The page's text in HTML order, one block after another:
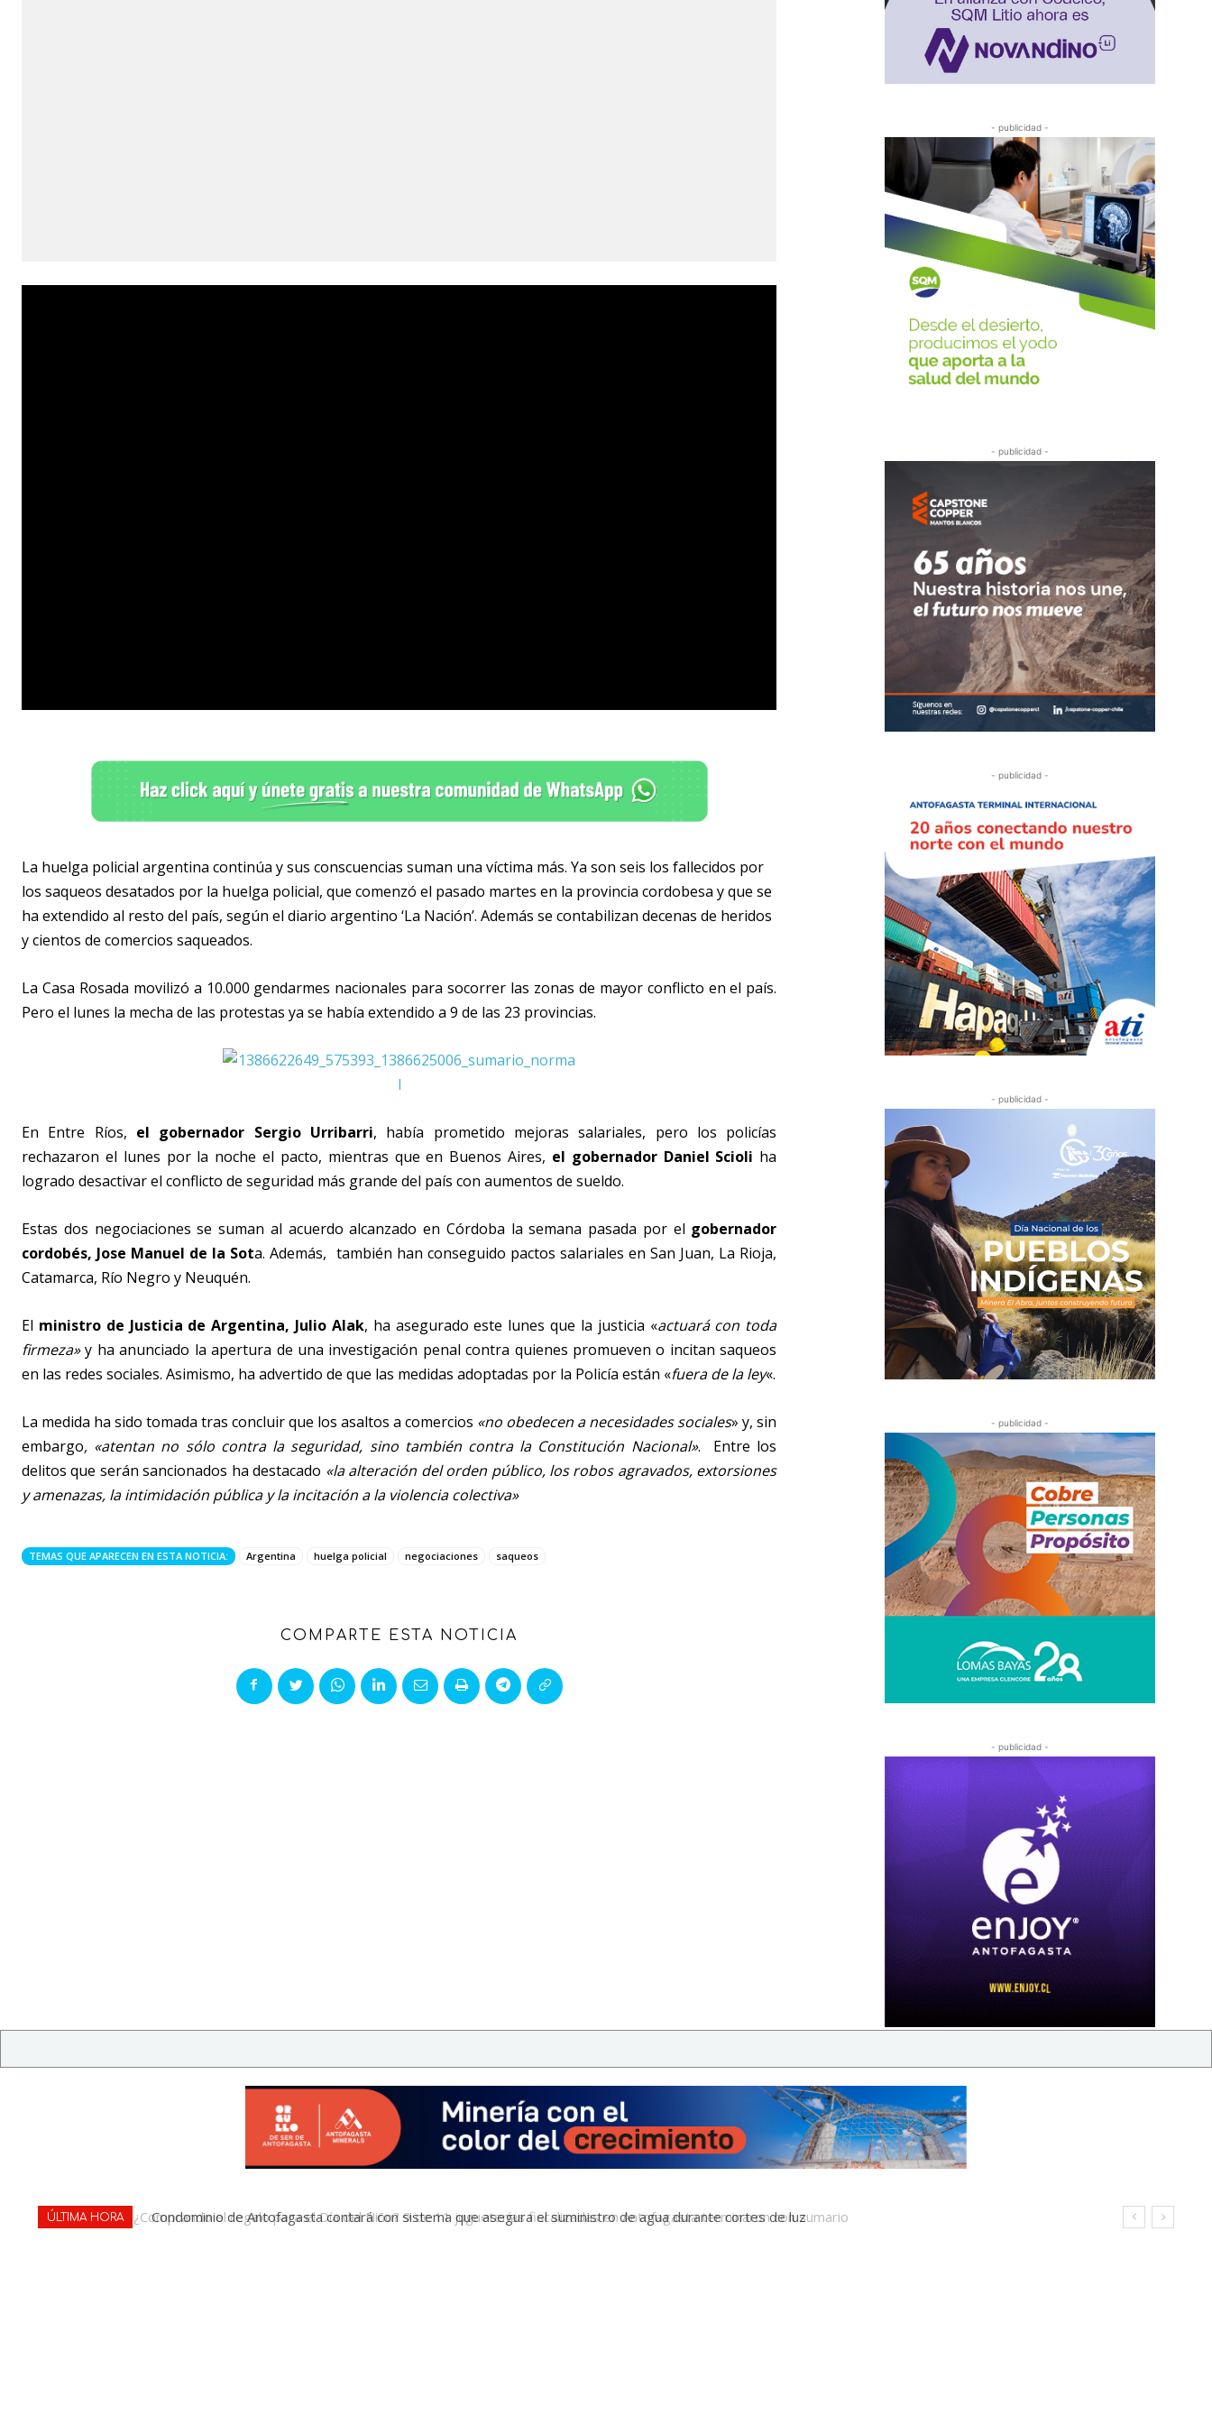
La huelga policial argentina continúa y sus conscuencias suman una víctima más. Ya son seis los fallecidos por
los saqueos desatados por la huelga policial, que comenzó el pasado martes en la provincia cordobesa y que se
ha extendido al resto del país, según el diario argentino ‘La Nación’. Además se contabilizan decenas de heridos
y cientos de comercios saqueados.
La Casa Rosada movilizó a 10.000 gendarmes nacionales para socorrer las zonas de mayor conflicto en el país.
Pero el lunes la mecha de las protestas ya se había extendido a 9 de las 23 provincias.
En Entre Ríos, el gobernador Sergio Urribarri, había prometido mejoras salariales, pero los policías
rechazaron el lunes por la noche el pacto, mientras que en Buenos Aires, el gobernador Daniel Scioli ha
logrado desactivar el conflicto de seguridad más grande del país con aumentos de sueldo.
Estas dos negociaciones se suman al acuerdo alcanzado en Córdoba la semana pasada por el gobernador
cordobés, Jose Manuel de la Sota. Además, también han conseguido pactos salariales en San Juan, La Rioja,
Catamarca, Río Negro y Neuquén.
El ministro de Justicia de Argentina, Julio Alak, ha asegurado este lunes que la justicia «actuará con toda
firmeza»y ha anunciado la apertura de una investigación penal contra quienes promueven o incitan saqueos
en las redes sociales. Asimismo, ha advertido de que las medidas adoptadas por la Policía están «fuera de la ley«.
La medida ha sido tomada tras concluir que los asaltos a comercios «no obedecen a necesidades sociales» y, sin
embargo, «atentan no sólo contra la seguridad, sino también contra la Constitución Nacional». Entre los
delitos que serán sancionados ha destacado «la alteración del orden público, los robos agravados, extorsiones
y amenazas, la intimidación pública y la incitación a la violencia colectiva»
TEMAS QUE APARECEN EN ESTA NOTICIA: Argentina huelga policial negociaciones saqueos
COMPARTE ESTA NOTICIA
- publicidad -
- publicidad -
- publicidad -
- publicidad -
- publicidad -
- publicidad -